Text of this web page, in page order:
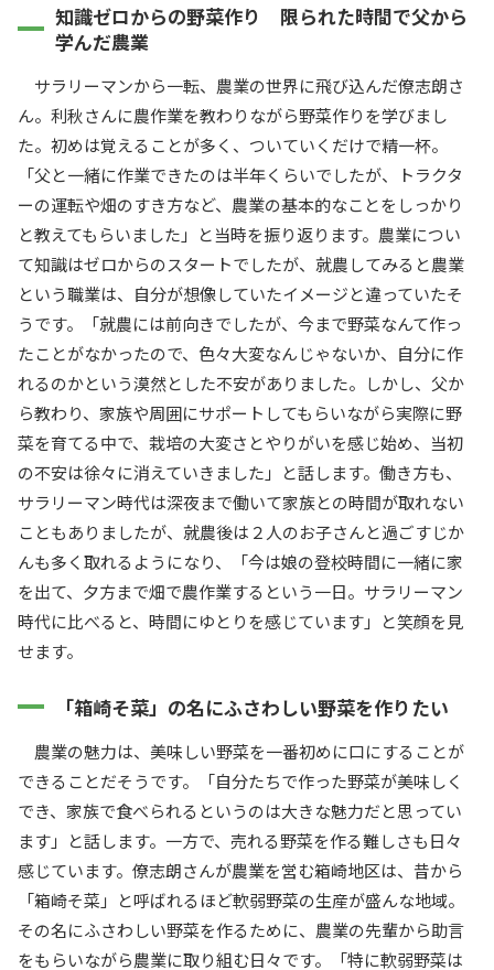
知識ゼロからの野菜作り 限られた時間で父から
学んだ農業
サラリーマンから一転、農業の世界に飛び込んだ僚志朗さ
ん。利秋さんに農作業を教わりながら野菜作りを学びまし
た。初めは覚えることが多く、ついていくだけで精一杯。
「父と一緒に作業できたのは半年くらいでしたが、トラクタ
ーの運転や畑のすき方など、農業の基本的なことをしっかり
と教えてもらいました」と当時を振り返ります。農業につい
て知識はゼロからのスタートでしたが、就農してみると農業
という職業は、自分が想像していたイメージと違っていたそ
うです。「就農には前向きでしたが、今まで野菜なんて作っ
たことがなかったので、色々大変なんじゃないか、自分に作
れるのかという漠然とした不安がありました。しかし、父か
ら教わり、家族や周囲にサポートしてもらいながら実際に野
菜を育てる中で、栽培の大変さとやりがいを感じ始め、当初
の不安は徐々に消えていきました」と話します。働き方も、
サラリーマン時代は深夜まで働いて家族との時間が取れない
こともありましたが、就農後は２人のお子さんと過ごすじか
んも多く取れるようになり、「今は娘の登校時間に一緒に家
を出て、夕方まで畑で農作業するという一日。サラリーマン
時代に比べると、時間にゆとりを感じています」と笑顔を見
せます。
「箱崎そ菜」の名にふさわしい野菜を作りたい
農業の魅力は、美味しい野菜を一番初めに口にすることが
できることだそうです。「自分たちで作った野菜が美味しく
でき、家族で食べられるというのは大きな魅力だと思ってい
ます」と話します。一方で、売れる野菜を作る難しさも日々
感じています。僚志朗さんが農業を営む箱崎地区は、昔から
「箱崎そ菜」と呼ばれるほど軟弱野菜の生産が盛んな地域。
その名にふさわしい野菜を作るために、農業の先輩から助言
をもらいながら農業に取り組む日々です。「特に軟弱野菜は